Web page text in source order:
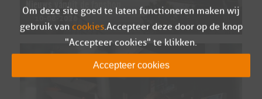
Nieuws vanuit de fanshop
10-08-2026
Om deze site goed te laten functioneren maken wij
gebruik van cookies. Accepteer deze door op de knop
"Accepteer cookies" te klikken.
Accepteer cookies